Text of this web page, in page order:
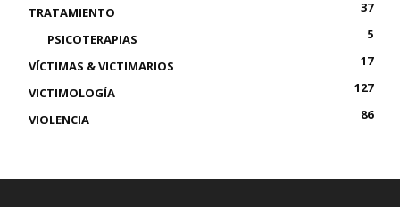
TRATAMIENTO
37
PSICOTERAPIAS
5
VÍCTIMAS & VICTIMARIOS
17
VICTIMOLOGÍA
127
VIOLENCIA
86